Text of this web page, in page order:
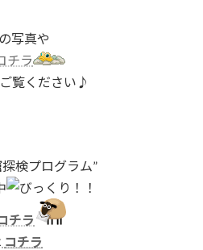
写真や
チラ
覧ください♪
検プログラム”
チラ
コチラ